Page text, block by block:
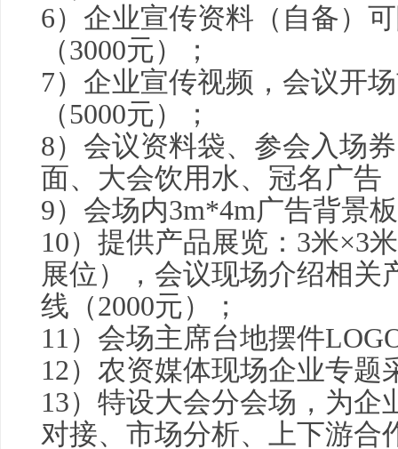
6）企业宣传资料（自备）
（3000元）；
7）企业宣传视频，会议开
（5000元）；
8）会议资料袋、参会入场
面、大会饮用水、冠名广告
9）会场内3m*4m广告背景
10）提供产品展览：3米×3
展位），会议现场介绍相关
线（2000元）；
11）会场主席台地摆件
12）农资媒体现场企业专题
13）特设大会分会场，为
对接、市场分析、上下游合